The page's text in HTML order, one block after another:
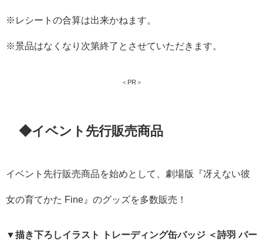
※レシートの合算は出来かねます。
※景品はなくなり次第終了とさせていただきます。
＜PR＞
◆イベント先行販売商品
イベント先行販売商品を始めとして、劇場版『冴えない彼
女の育てかた Fine』のグッズを多数販売！
▼描き下ろしイラスト トレーディング缶バッジ ＜詩羽 バー